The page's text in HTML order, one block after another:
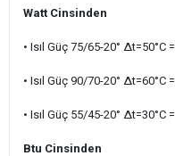
Watt Cinsinden
• Isıl Güç 75/65-20° ∆t=50°C =
• Isıl Güç 90/70-20° ∆t=60°C =
• Isıl Güç 55/45-20° ∆t=30°C =
Btu Cinsinden